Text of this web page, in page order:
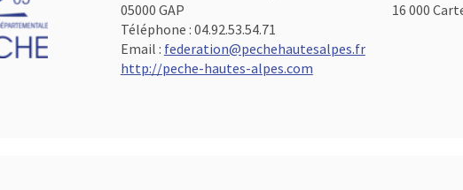
05000 GAP
Téléphone : 04.92.53.54.71
Email : federation@pechehautesalpes.fr
http://peche-hautes-alpes.com
16 000